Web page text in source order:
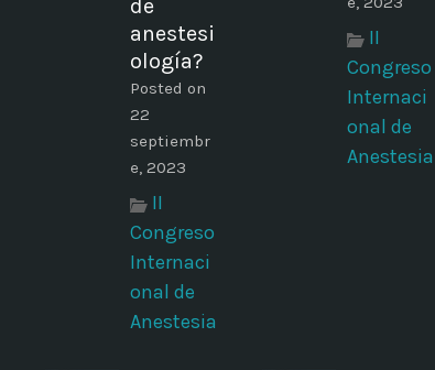
de
anestesi
ología?
Posted on
22
septiembr
e, 2023
II
Congreso
Internaci
onal de
Anestesia
II
Congreso
Internaci
onal de
Anestesia